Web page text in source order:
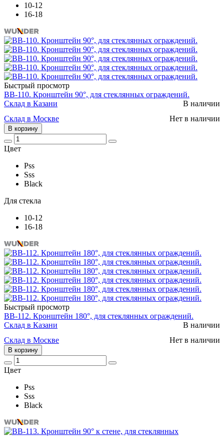
10-12
16-18
Быстрый просмотр
BB-110. Кронштейн 90°, для стеклянных ограждений.
Склад в Казани
В наличии
Склад в Москве
Нет в наличии
В корзину
Цвет
Pss
Sss
Black
Для стекла
10-12
16-18
Быстрый просмотр
BB-112. Кронштейн 180°, для стеклянных ограждений.
Склад в Казани
В наличии
Склад в Москве
Нет в наличии
В корзину
Цвет
Pss
Sss
Black